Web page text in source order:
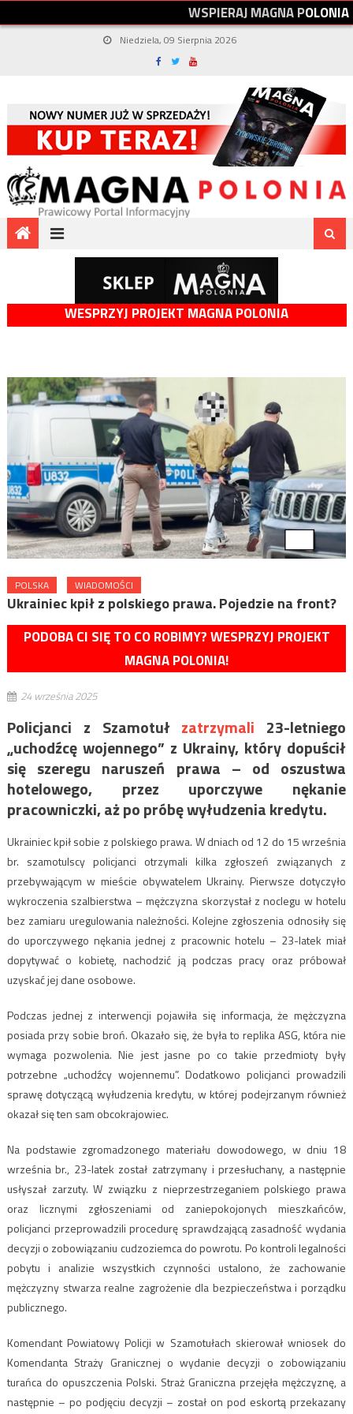
WSPIERAJMAGNAPOLONIA
Niedziela, 09 Sierpnia 2026
WESPRZYJ PROJEKT MAGNA POLONIA
POLSKA WIADOMOŚCI
Ukrainiec kpił z polskiego prawa. Pojedzie na front?
PODOBA CI SIĘ TO CO ROBIMY? WESPRZYJ PROJEKT
MAGNA POLONIA!
24 września 2025
Policjanci z Szamotuł zatrzymali 23-letniego
„uchodźcę wojennego” z Ukrainy, który dopuścił
się szeregu naruszeń prawa – od oszustwa
hotelowego, przez uporczywe nękanie
pracowniczki, aż po próbę wyłudzenia kredytu.
Ukrainiec kpił sobie z polskiego prawa. W dniach od 12 do 15 września
br. szamotulscy policjanci otrzymali kilka zgłoszeń związanych z
przebywającym w mieście obywatelem Ukrainy. Pierwsze dotyczyło
wykroczenia szalbierstwa – mężczyzna skorzystał z noclegu w hotelu
bez zamiaru uregulowania należności. Kolejne zgłoszenia odnosiły się
do uporczywego nękania jednej z pracownic hotelu – 23-latek miał
dopytywać o kobietę, nachodzić ją podczas pracy oraz próbował
uzyskać jej dane osobowe.
Podczas jednej z interwencji pojawiła się informacja, że mężczyzna
posiada przy sobie broń. Okazało się, że była to replika ASG, która nie
wymaga pozwolenia. Nie jest jasne po co takie przedmioty były
potrzebne „uchodźcy wojennemu”. Dodatkowo policjanci prowadzili
sprawę dotyczącą wyłudzenia kredytu, w której podejrzanym również
okazał się ten sam obcokrajowiec.
Na podstawie zgromadzonego materiału dowodowego, w dniu 18
września br., 23-latek został zatrzymany i przesłuchany, a następnie
usłyszał zarzuty. W związku z nieprzestrzeganiem polskiego prawa
oraz licznymi zgłoszeniami od zaniepokojonych mieszkańców,
policjanci przeprowadzili procedurę sprawdzającą zasadność wydania
decyzji o zobowiązaniu cudzoziemca do powrotu. Po kontroli legalności
pobytu i analizie wszystkich czynności ustalono, że zachowanie
mężczyzny stwarza realne zagrożenie dla bezpieczeństwa i porządku
publicznego.
Komendant Powiatowy Policji w Szamotułach skierował wniosek do
Komendanta Straży Granicznej o wydanie decyzji o zobowiązaniu
turańca do opuszczenia Polski. Straż Graniczna przejęła mężczyznę, a
następnie – po podjęciu decyzji – został on pod eskortą przekazany